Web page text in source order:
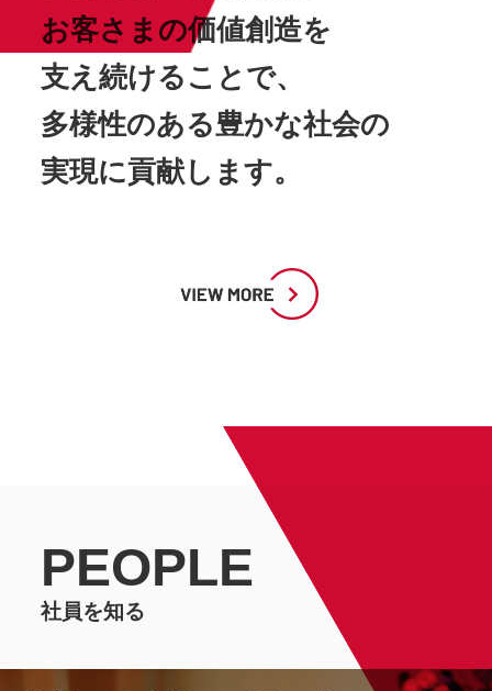
お客さまの価値創造を
支え続けることで、
多様性のある豊かな社会の
実現に貢献します。
PEOPLE
社員を知る